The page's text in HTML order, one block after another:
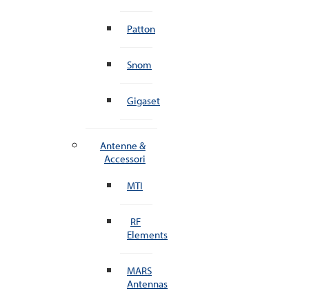
Patton
Snom
Gigaset
Antenne &
Accessori
MTI
RF
Elements
MARS
Antennas